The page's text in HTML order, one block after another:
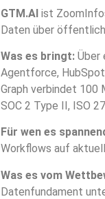
GTM.AI ist
Daten über
Was es bringt: Über
Agentforce,
Graph verbindet 100
SOC 2 Type II, ISO
Für wen es
Workflows auf
Was es vom
Datenfundament